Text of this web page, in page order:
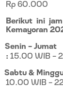
Rp 60.000
Berikut ini
Kemayoran
Senin – Jumat
: 15.00 WIB –
Sabtu &
10.00 WIB –